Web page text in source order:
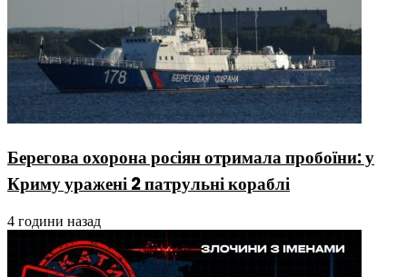
Берегова охорона росіян отримала пробоїни: у
Криму уражені 2 патрульні кораблі
4 години назад